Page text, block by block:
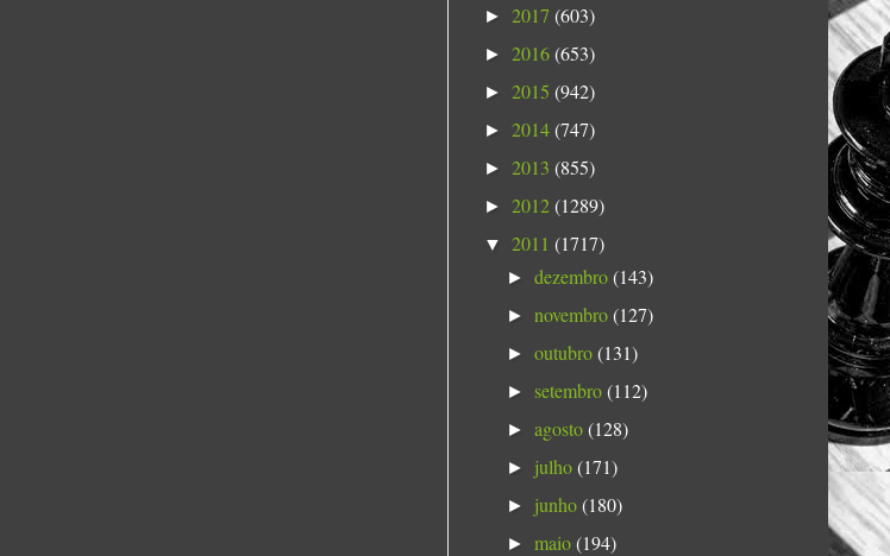
► 2017 (603)
► 2016(653)
► 2015 (942)
► 2014(747)
► 2013 (855)
► 2012(1289)
▼ 2011 (1717)
►dezembro(143)
►novembro(127)
►outubro(131)
► setembro(112)
►agosto(128)
► julho(171)
► junho(180)
►maio(194)